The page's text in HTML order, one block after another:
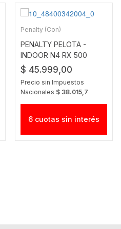
Penalty (Con)
PENALTY PELOTA -
INDOOR N4 RX 500
$ 45.999,00
Precio sin Impuestos
Nacionales $ 38.015,7
6 cuotas sin interés